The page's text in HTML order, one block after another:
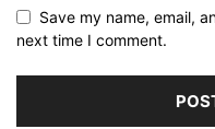
Save my name, email,
next time I comment.